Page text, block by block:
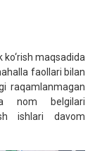
maqsadida
faollari bilan
raqamlanmagan
nom belgilari
ishlari davom